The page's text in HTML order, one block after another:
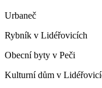
Urbaneč
Rybník v Lidéřovicích
Obecní byty v Peči
Kulturní dům v